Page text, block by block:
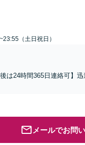
（土日祝日）
は24時間365日連絡可】
メールでお問